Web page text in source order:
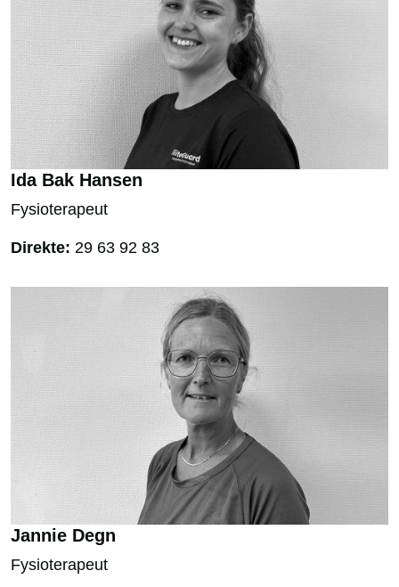
Ida Bak Hansen
Fysioterapeut
Direkte: 29 63 92 83
Jannie Degn
Fysioterapeut